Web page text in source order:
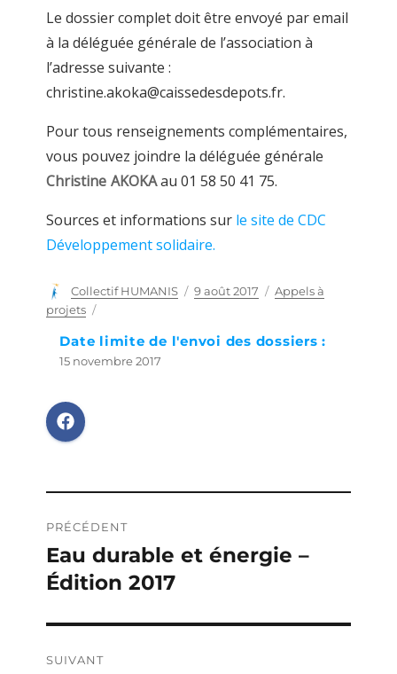
Le dossier complet doit être envoyé par email
à la déléguée générale de l’association à
l’adresse suivante :
christine.akoka@caissedesdepots.fr.
Pour tous renseignements complémentaires,
vous pouvez joindre la déléguée générale
Christine AKOKAau 01 58 50 41 75.
Sources et informations sur le site de CDC
Développement solidaire.
Auteur
Collectif HUMANIS
Publié
9 août 2017 Catégories
Appels à
projets
Date limite de l'envoi des dossiers :
15 novembre 2017
de
l’article
PRÉCÉDENT
Publication
précédente :
Eau durable et énergie –
Édition 2017
SUIVANT